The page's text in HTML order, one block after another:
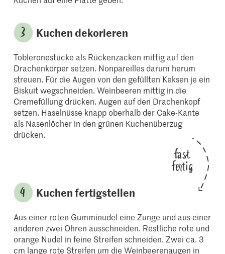
Kuchen dekorieren
Tobleronestücke als Rückenzacken mittig auf den
Drachenkörper setzen. Nonpareilles darum herum
streuen. Für die Augen von den gefüllten Keksen je ein
Biskuit wegschneiden. Weinbeeren mittig in die
Cremefüllung drücken. Augen auf den Drachenkopf
setzen. Haselnüsse knapp oberhalb der Cake-Kante
als Nasenlöcher in den grünen Kuchenüberzug
drücken.
fast
fertig
Kuchen fertigstellen
Aus einer roten Gumminudel eine Zunge und aus einer
anderen zwei Ohren ausschneiden. Restliche rote und
orange Nudel in feine Streifen schneiden. Zwei ca. 3
cm lange rote Streifen um die Weinbeerenaugen in